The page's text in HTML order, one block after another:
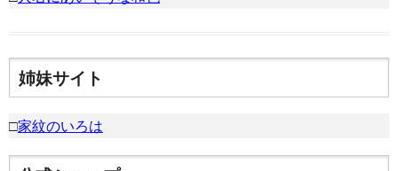
姉妹サイト
□家紋のいろは